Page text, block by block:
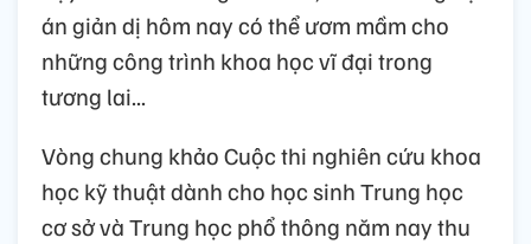
án giản dị hôm nay có thể ươm mầm cho
những công trình khoa học vĩ đại trong
tương lai...
Vòng chung khảo Cuộc thi nghiên cứu khoa
học kỹ thuật dành cho học sinh Trung học
cơ sở và Trung học phổ thông năm nay thu